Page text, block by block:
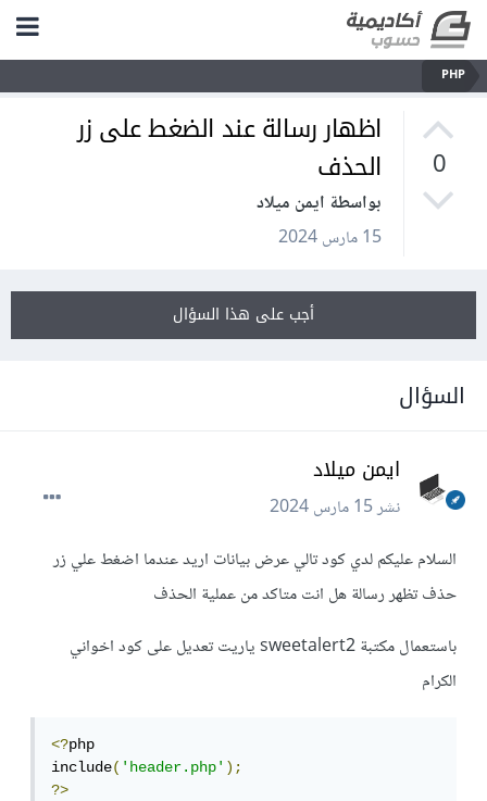
PHP
0
اظهار رسالة عند الضغط على زر
الحذف
بواسطة ايمن ميلاد
15 مارس 2024
أجب على هذا السؤال
السؤال
ايمن ميلاد
نشر15 مارس 2024
السلام عليكم لدي كود تالي عرض بيانات اريد عندما اضغط علي زر
حذف تظهر رسالة هل انت متاكد من عملية الحذف
باستعمال مكتبة sweetalert2 ياريت تعديل على كود اخواني
الكرام
<?php
include('header.php');
?>